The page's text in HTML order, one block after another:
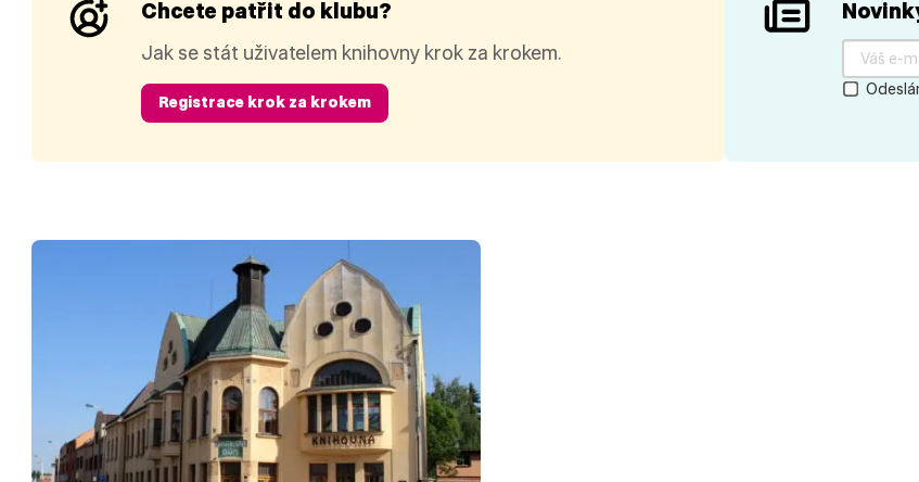
Chcete patřit do klubu?
Jak se stát uživatelem knihovny krok za krokem.
Registrace krok za krokem